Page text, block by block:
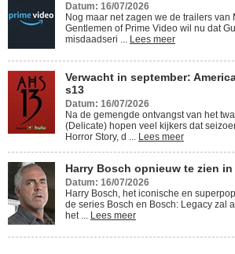
Datum: 16/07/2026
Nog maar net zagen we de trailers van
Gentlemen of Prime Video wil nu dat
misdaadseri ... Lees meer
Verwacht in september:
s13
Datum: 16/07/2026
Na de gemengde ontvangst van het
(Delicate) hopen veel kijkers dat
Horror Story, d ... Lees meer
Harry Bosch opnieuw te zien
Datum: 16/07/2026
Harry Bosch, het iconische en
de series Bosch en Bosch: Legacy zal
het ... Lees meer